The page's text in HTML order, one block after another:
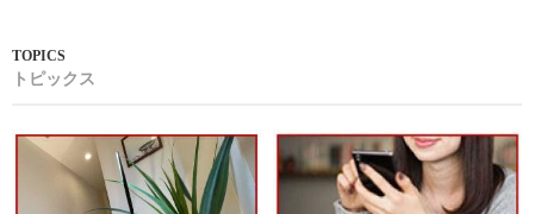
トピックス